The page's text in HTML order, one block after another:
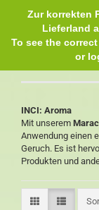
Zur korrekten
Lieferland
To see the
Aroma
INCI: Aroma
Mit unserem
Anwendung einen
Geruch. Es ist
Produkten und